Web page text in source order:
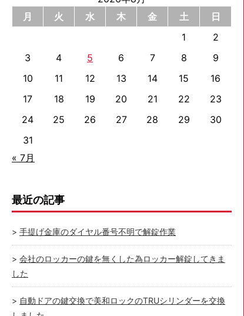
月
火 水 木 金 土
日
1
2
3
4 5 6 7 8
9
10
11 12 13 14 15
16
17
18 19 20 21 22
23
24
25 26 27 28 29
30
31
« 7月
最近の記事
手提げ金庫のダイヤル番号不明で解錠作業
会社のロッカーの鍵を無くした為ロッカー解錠してきま
した
自動ドアの鍵交換で美和ロックのTRUシリンダーを交換